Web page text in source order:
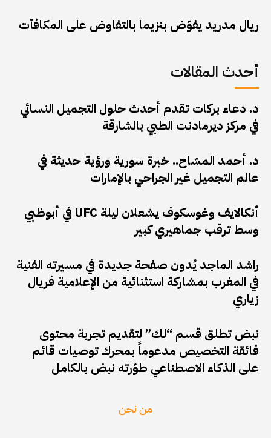
ريال مدريد يفوّض بنزيما بالتفاوض على المكافآت
أحدث المقالات
د. دعاء بركات تقدم أحدث حلول التجميل النسائي
في مركز ديرمادنت الطبي بالشارقة
د. أحمد المسّاح.. خبرة سورية ورؤية حديثة في
عالم التجميل غير الجراحي بالإمارات
أنكالايف وغوسكوف يشعلان ليلة UFC في أبوظبي
وسط ترقب جماهيري كبير
راشد الماجد يُدون صفحة جديدة في مسيرته الفنية
في المغرب بمشاركة استثنائية من الإعلامية فريال
زياري
نبض تطلق قسم “لك” لتقديم تجربة محتوى
فائقة التخصيص مدعوماً بمحرك توصيات قائم
على الذكاء الاصطناعي طوّرته نبض بالكامل
من نحن